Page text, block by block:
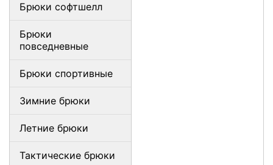
Брюки софтшелл
Брюки
повседневные
Брюки спортивные
Зимние брюки
Летние брюки
Тактические брюки